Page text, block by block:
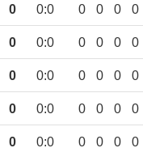
0 0:0 0 0 0 0
0 0:0 0 0 0 0
0 0:0 0 0 0 0
0 0:0 0 0 0 0
0 0:0 0 0 0 0